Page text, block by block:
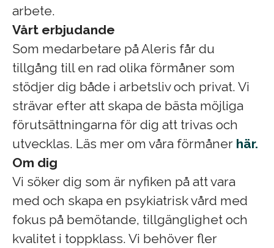
arbete.
Vårt erbjudande
Som medarbetare på Aleris får du
tillgång till en rad olika förmåner som
stödjer dig både i arbetsliv och privat. Vi
strävar efter att skapa de bästa möjliga
förutsättningarna för dig att trivas och
utvecklas. Läs mer om våra förmåner här.
Om dig
Vi söker dig som är nyfiken på att vara
med och skapa en psykiatrisk vård med
fokus på bemötande, tillgänglighet och
kvalitet i toppklass. Vi behöver fler